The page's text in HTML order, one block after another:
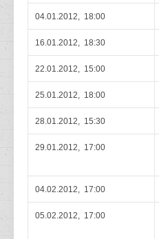
04.01.2012, 18:00
16.01.2012, 18:30
22.01.2012, 15:00
25.01.2012, 18:00
28.01.2012, 15:30
29.01.2012, 17:00
04.02.2012, 17:00
05.02.2012, 17:00